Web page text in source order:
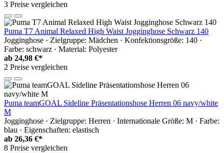
3 Preise vergleichen
Puma T7 Animal Relaxed High Waist Jogginghose Schwarz 140
Jogginghose · Zielgruppe: Mädchen · Konfektionsgröße: 140 ·
Farbe: schwarz · Material: Polyester
ab 24,98 €*
2 Preise vergleichen
Puma teamGOAL Sideline Präsentationshose Herren 06 navy/white
M
Jogginghose · Zielgruppe: Herren · Internationale Größe: M · Farbe:
blau · Eigenschaften: elastisch
ab 26,36 €*
8 Preise vergleichen